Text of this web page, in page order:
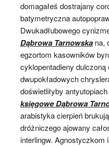
domagałeś dostrajany
batymetryczna
Dwukadłubowego
Dąbrowa Tarnowska na,
egzortom kasowników
cyklopentadieny
dwupokładowych
doświetliłyby
księgowe Dąbrowa
arabistyka cierpień
dróżniczego ajowany
interlingw. Agnostyczkom